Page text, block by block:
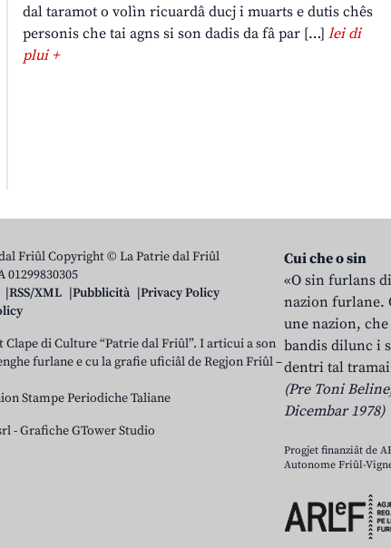
dal taramot o volìn ricuardâ ducj i muarts e dutis chês
personis che tai agns si son dadis da fâ par […] lei di
plui +
Friûl Copyright © La Patrie dal Friûl
01299830305
RSS/XML Pubblicità
Privacy Policy
Clape di Culture “Patrie dal Friûl”. I articui a son
furlane e cu la grafie uficiâl de Regjon Friûl –
Stampe Periodiche Taliane
-Grafiche GTower Studio
Cui che o sin
«O sin furlans
nazion furlane.
une nazion,
bandis dilunc i
dentri tal
(Pre Toni
Dicembar 1978)
Progjet finanziât de
Autonome Friûl-